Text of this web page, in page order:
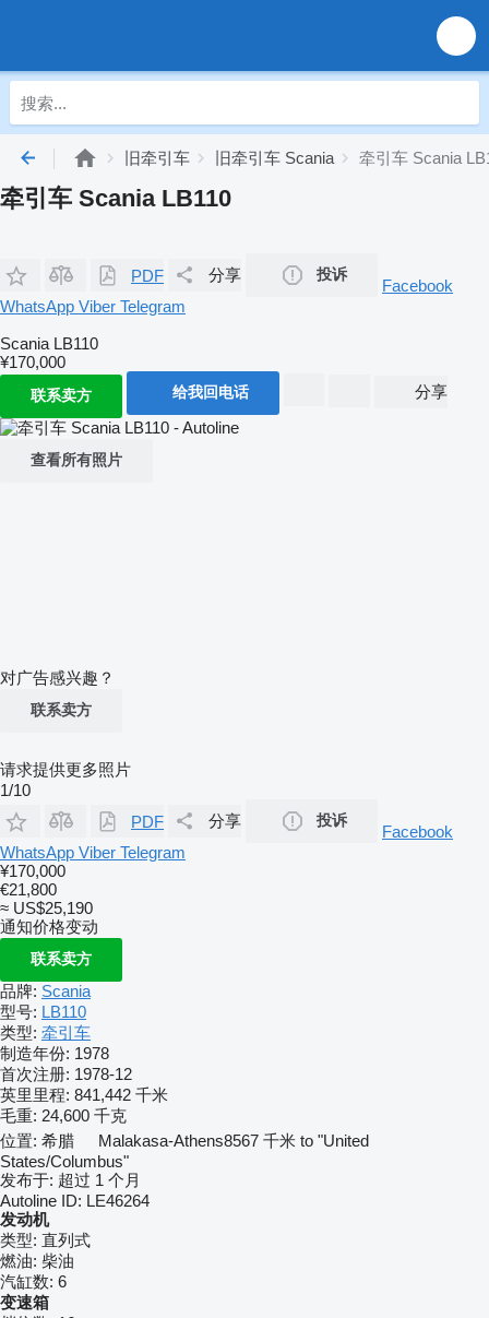
旧牵引车 旧牵引车 Scania 牵引车 Scania
牵引车 Scania LB110
PDF 分享 投诉
Facebook
WhatsApp Viber Telegram
Scania LB110
¥170,000
联系卖方 给我回电话 分享
查看所有照片
对广告感兴趣？
联系卖方
请求提供更多照片
1/10
PDF
分享 投诉
Facebook
WhatsApp Viber Telegram
¥170,000
€21,800
≈ US$25,190
通知价格变动
联系卖方
品牌: Scania
型号: LB110
类型: 牵引车
制造年份: 1978
首次注册: 1978-12
英里里程: 841,442 千米
毛重: 24,600 千克
位置: 希腊 Malakasa-Athens8567 千米 to "United
States/Columbus"
发布于: 超过 1 个月
Autoline ID: LE46264
发动机
类型: 直列式
燃油: 柴油
汽缸数: 6
变速箱